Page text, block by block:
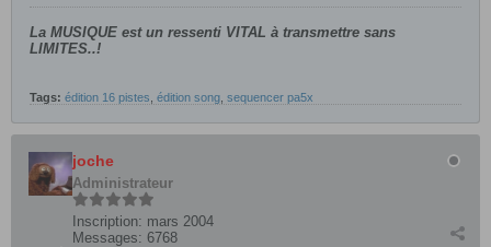
La MUSIQUE est un ressenti VITAL à transmettre sans
LIMITES..!
Tags: édition 16 pistes édition song sequencer pa5x
joche
Administrateur
Inscription: mars 2004
Messages: 6768